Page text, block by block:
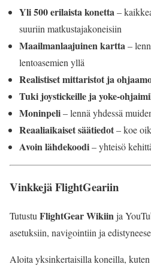
Yli 500 erilaista konetta–
suuriin matkustajakoneisiin
Maailmanlaajuinen kartta–
lentoasemien yllä
Realistiset mittaristot ja
Tuki joystickeille ja yoke-
Moninpeli– lennä yhdessä
Reaaliaikaiset säätiedot– koe
Avoin lähdekoodi– yhteisö
Vinkkejä FlightGeariin
TutustuFlightGear Wikiinja
asetuksiin, navigointiin ja
Aloita yksinkertaisilla koneilla, kuten